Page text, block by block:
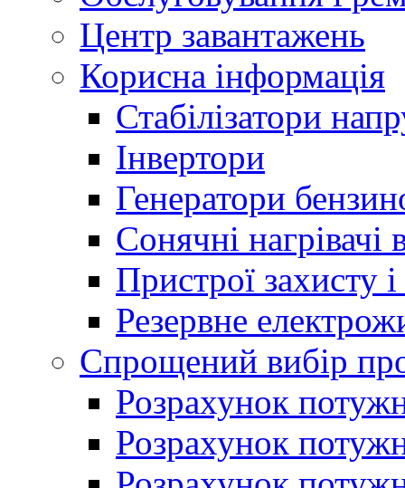
Центр завантажень
Корисна інформація
Стабілізатори
Інвертори
Генератори
Сонячні нагрівачі
Пристрої захисту і
Резервне
Спрощений вибір
Розрахунок
Розрахунок